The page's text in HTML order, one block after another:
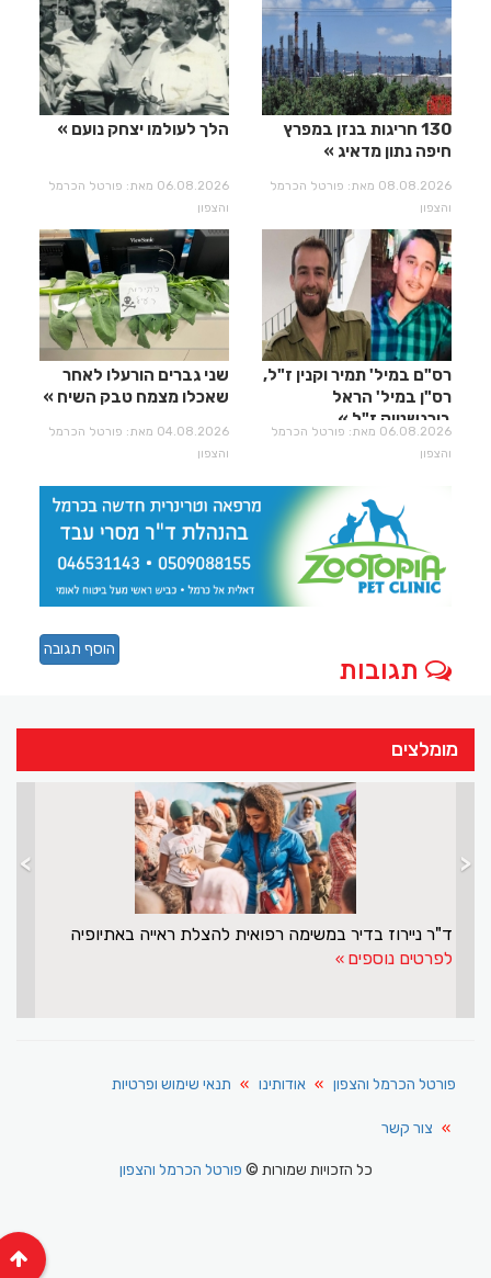
130 חריגות בנזן במפרץ
חיפה נתון מדאיג
08.08.2026 מאת: פורטל הכרמל
והצפון
הלך לעולמו יצחק נועם
06.08.2026 מאת: פורטל הכרמל
והצפון
רס"ם במיל' תמיר וקנין ז"ל,
רס"ן במיל' הראל
בירנשטוק ז"ל
06.08.2026 מאת: פורטל הכרמל
והצפון
שני גברים הורעלו לאחר
שאכלו מצמח טבק השיח
04.08.2026 מאת: פורטל הכרמל
והצפון
תגובות
הוסף תגובה
מומלצים
ד"ר ניירוז בדיר במשימה רפואית להצלת ראייה באתיופיה
לפרטים נוספים
> <
פורטל הכרמל והצפון אודותינו תנאי שימוש ופרטיות
צור קשר
כל הזכויות שמורות ©פורטל הכרמל והצפון